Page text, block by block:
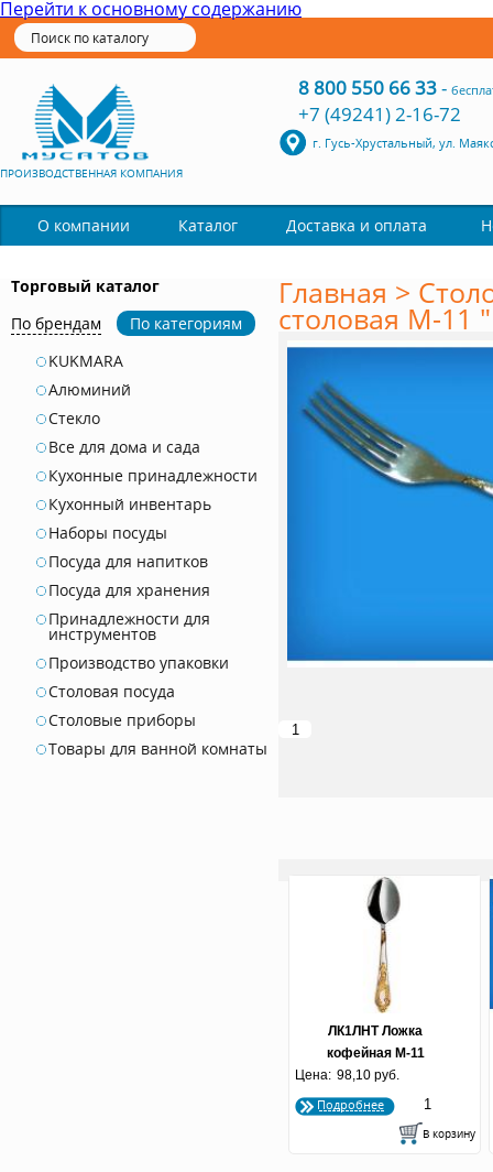
Перейти к основному содержанию
ПРОИЗВОДСТВЕННАЯ КОМПАНИЯ
8 800 550 66 33-
+7 (49241) 2-16-72
г. Гусь-Хрустальный, ул.
О компании Каталог Доставка и оплата
Торговый каталог
По брендам
По категориям
KUKMARA
Алюминий
Стекло
Все для дома и сада
Кухонные принадлежности
Кухонный инвентарь
Наборы посуды
Посуда для напитков
Посуда для хранения
Принадлежности для
инструментов
Производство упаковки
Столовая посуда
Столовые приборы
Товары для ванной комнаты
Главная >
столовая М-11
ЛК1ЛНТ Ложка
кофейная М-11
"Губернатор" ЛНТП
Цена: 98,10 руб.
Подробнее